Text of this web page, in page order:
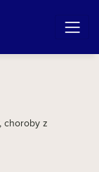
choroby z